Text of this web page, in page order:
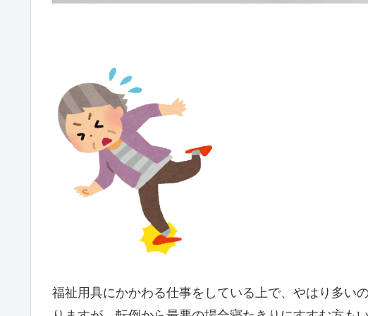
福祉用具にかかわる仕事をしている上で、やはり多い